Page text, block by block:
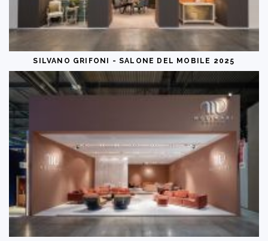
SILVANO GRIFONI - SALONE DEL MOBILE 2025